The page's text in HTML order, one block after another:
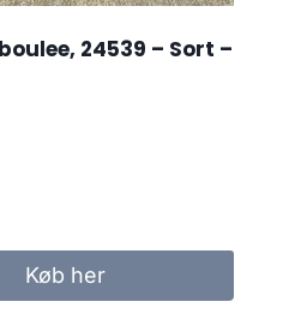
24539 – Sort –
Køb her